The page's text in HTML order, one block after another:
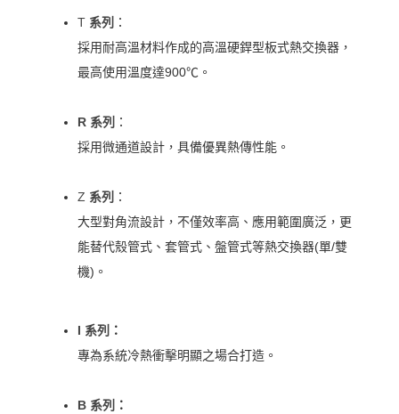
T系列
：
採用耐高溫材料作成的高溫硬銲型板式熱交換器，
最高使用溫度達900℃。
R 系列
：
採用微通道設計，具備優異熱傳性能。
Z 系列
：
大型對角流設計，不僅效率高、應用範圍廣泛，更
能替代殼管式、套管式、盤管式等熱交換器(單/雙
機)。
I 系列
：
專為系統冷熱衝擊明顯之場合打造。
B 系列
：